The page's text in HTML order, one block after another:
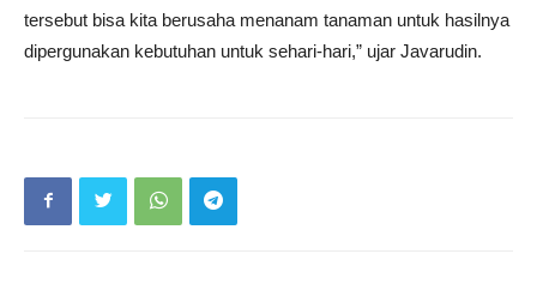
tersebut bisa kita berusaha menanam tanaman untuk hasilnya
dipergunakan kebutuhan untuk sehari-hari,” ujar Javarudin.